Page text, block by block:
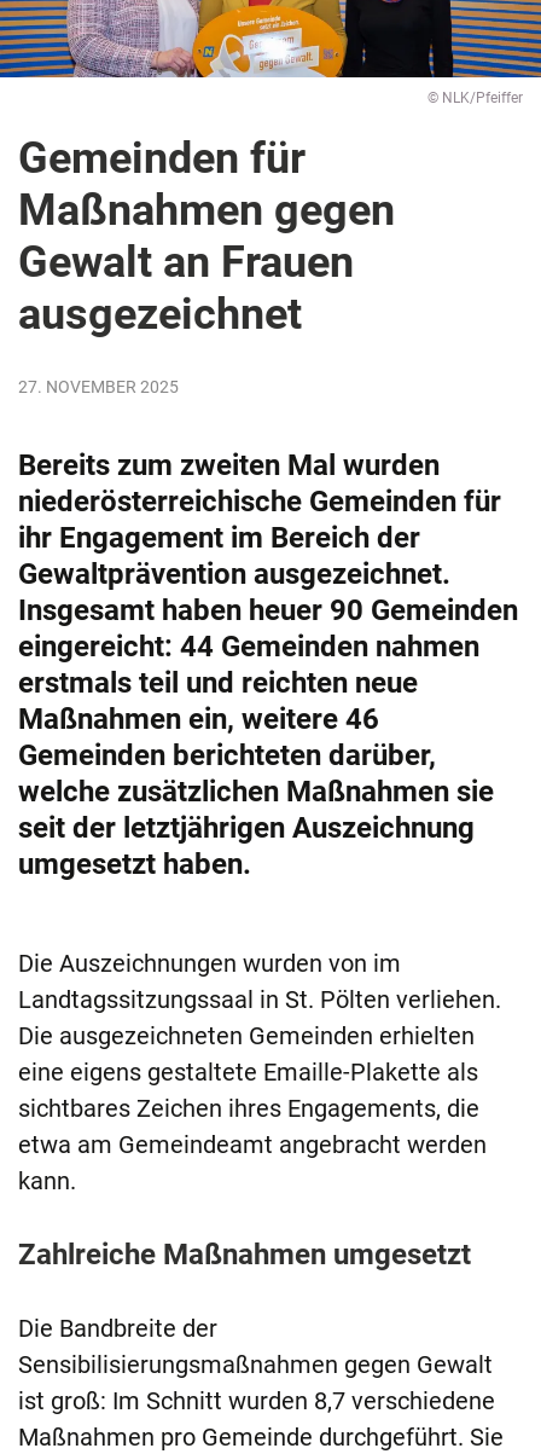
© NLK/Pfeiffer
Gemeinden für
Maßnahmen gegen
Gewalt an Frauen
ausgezeichnet
27. NOVEMBER 2025
Bereits zum zweiten Mal wurden
niederösterreichische Gemeinden für
ihr Engagement im Bereich der
Gewaltprävention ausgezeichnet.
Insgesamt haben heuer 90 Gemeinden
eingereicht: 44 Gemeinden nahmen
erstmals teil und reichten neue
Maßnahmen ein, weitere 46
Gemeinden berichteten darüber,
welche zusätzlichen Maßnahmen sie
seit der letztjährigen Auszeichnung
umgesetzt haben.
Die Auszeichnungen wurden von im
Landtagssitzungssaal in St. Pölten verliehen.
Die ausgezeichneten Gemeinden erhielten
eine eigens gestaltete Emaille-Plakette als
sichtbares Zeichen ihres Engagements, die
etwa am Gemeindeamt angebracht werden
kann.
Zahlreiche Maßnahmen umgesetzt
Die Bandbreite der
Sensibilisierungsmaßnahmen gegen Gewalt
ist groß: Im Schnitt wurden 8,7 verschiedene
Maßnahmen pro Gemeinde durchgeführt. Sie